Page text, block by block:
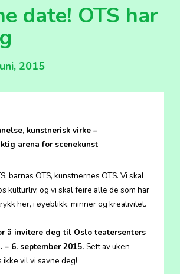
date! OTS har
2015
kunstnerisk virke –
arena for scenekunst
barnas OTS, kunstnernes OTS. Vi skal
kulturliv, og vi skal feire alle de som har
her, i øyeblikk, minner og kreativitet.
å invitere deg til Oslo teatersenters
– 6. september 2015. Sett av uken
ikke vil vi savne deg!